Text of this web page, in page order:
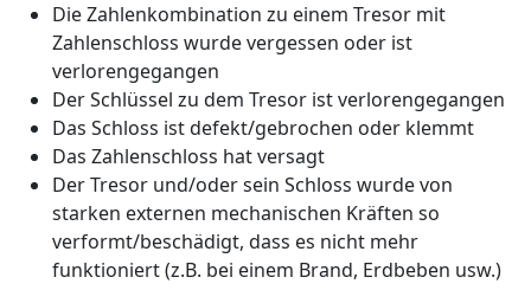
Die Zahlenkombination zu einem Tresor mit
Zahlenschloss wurde vergessen oder ist
verlorengegangen
Der Schlüssel zu dem Tresor ist verlorengegangen
Das Schloss ist defekt/gebrochen oder klemmt
Das Zahlenschloss hat versagt
Der Tresor und/oder sein Schloss wurde von
starken externen mechanischen Kräften so
verformt/beschädigt, dass es nicht mehr
funktioniert (z.B. bei einem Brand, Erdbeben usw.)